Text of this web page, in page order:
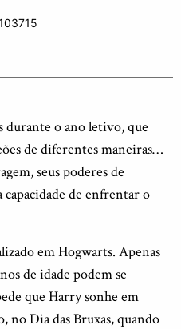
durante o ano letivo, que
de diferentes maneiras…
seus poderes de
capacidade de enfrentar o
em Hogwarts. Apenas
de idade podem se
que Harry sonhe em
no Dia das Bruxas, quando